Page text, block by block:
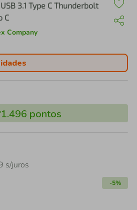
3.1 Type C Thunderbolt
C
Company
1.496 pontos
s/juros
-5%